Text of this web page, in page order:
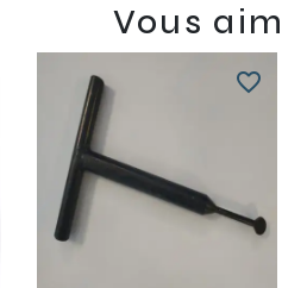
Vous
favorite_border